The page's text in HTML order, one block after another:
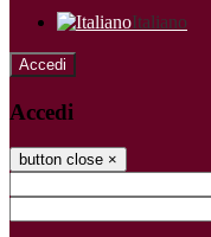
Italiano
Accedi
Accedi
button close ×